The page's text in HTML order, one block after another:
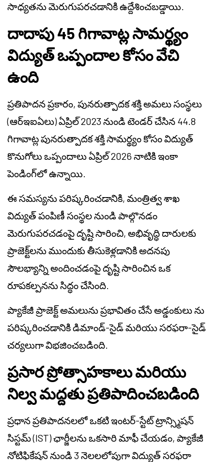
సాధ్యతను మెరుగుపరచడానికి ఉద్దేశించబడ్డాయి.
దాదాపు 45 గిగావాట్ల సామర్థ్యం
విద్యుత్ ఒప్పందాల కోసం వేచి
ఉంది
ప్రతిపాదన ప్రకారం, పునరుత్పాదక శక్తి అమలు సంస్థలు
(ఆర్‌ఇఐఏలు) ఏప్రిల్ 2023 నుండి టెండర్ చేసిన 44.8
గిగావాట్ల పునరుత్పాదక శక్తి సామర్థ్యం కోసం విద్యుత్
కొనుగోలు ఒప్పందాలు ఏప్రిల్ 2026 నాటికి ఇంకా
పెండింగ్‌లో ఉన్నాయి.
ఈ సమస్యను పరిష్కరించడానికి, మంత్రిత్వ శాఖ
విద్యుత్ పంపిణీ సంస్థల నుండి పాల్గొనడం
మెరుగుపరచడంపై దృష్టి సారించి, అభివృద్ధి దారులకు
ప్రాజెక్ట్‌లను ముందుకు తీసుకెళ్లడానికి అదనపు
సౌలభ్యాన్ని అందించడంపై దృష్టి సారించిన ఒక
రూపకల్పనను సిద్ధం చేసింది.
ప్యాకేజీ ప్రాజెక్ట్ అమలును ప్రభావితం చేసేఅడ్డంకులును
పరిష్కరించడానికి డిమాండ్-సైడ్ మరియు సరఫరా-సైడ్
చర్యలుగా విభజించబడింది.
ప్రసార ప్రోత్సాహకాలు మరియు
నిల్వ మద్దతు ప్రతిపాదించబడింది
ప్రధాన ప్రతిపాదనలలో ఒకటి ఇంటర్-స్టేట్ ట్రాన్స్మిషన్
సిస్టమ్ (IST) ఛార్జీలను ఒకసారి మాఫీ చేయడం, ప్యాకేజీ
నోటిఫికేషన్ నుండి 3 నెలలలోపుగా విద్యుత్ సరఫరా